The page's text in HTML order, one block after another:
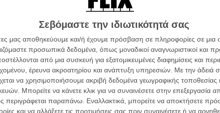
Σεβόμαστε την ιδιωτικότητά σας
μας αποθηκεύουμε και/ή έχουμε πρόσβαση σε πληροφορίες σε
προσωπικά δεδομένα, όπως μοναδικοί αναγνωριστικοί και
από μια συσκευή για εξατομικευμένες διαφημίσεις και
έρευνα ακροατηρίου και ανάπτυξη υπηρεσιών. Με την άδειά
να χρησιμοποιήσουμε ακριβή δεδομένα γεωγραφικής τοποθεσίας
Μπορείτε να κάνετε κλικ για να συναινέσετε στην επεξεργασία
περιγράφεται παραπάνω. Εναλλακτικά, μπορείτε να αποκτήσετε
και να αλλάξετε τις προτιμήσεις σας πριν συναινέσετε ή να
τους στο φεστιβάλ και θέλουν να βρεθούν κοντά
στην κριτική επιτροπή
σύνθεση της επιτροπής που
του φεστιβάλ Πάολο Σορνετίνο, την Μάρεν Αντε
τους ηθοποιούς Γουίλ Σμιθ και Φαν
και Ανιές Ζαουί και τον συνθέτη Γκαμπριέλ